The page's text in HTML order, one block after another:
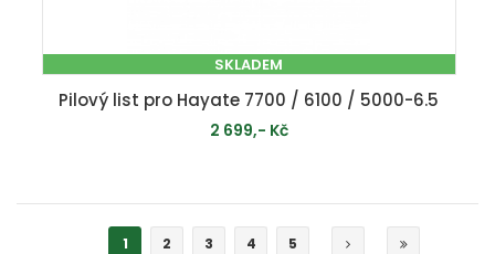
SKLADEM
Pilový list pro Hayate 7700 / 6100 / 5000-6.5
2 699,- Kč
1 2 3 4 5